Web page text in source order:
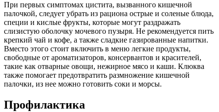
При первых симптомах цистита, вызванного кишечной
палочкой, следует убрать из рациона острые и соленые блюда,
специи и кислые фрукты, которые могут раздражать
слизистую оболочку мочевого пузыря. Не рекомендуется пить
крепкий чай и кофе, а также сладкие газированные напитки.
Вместо этого стоит включить в меню легкие продукты,
свободные от ароматизаторов, консервантов и красителей,
такие как отварные овощи, нежирное мясо и каши. Клюква
также помогает предотвратить размножение кишечной
палочки, из нее можно готовить соки и морсы.
Профилактика